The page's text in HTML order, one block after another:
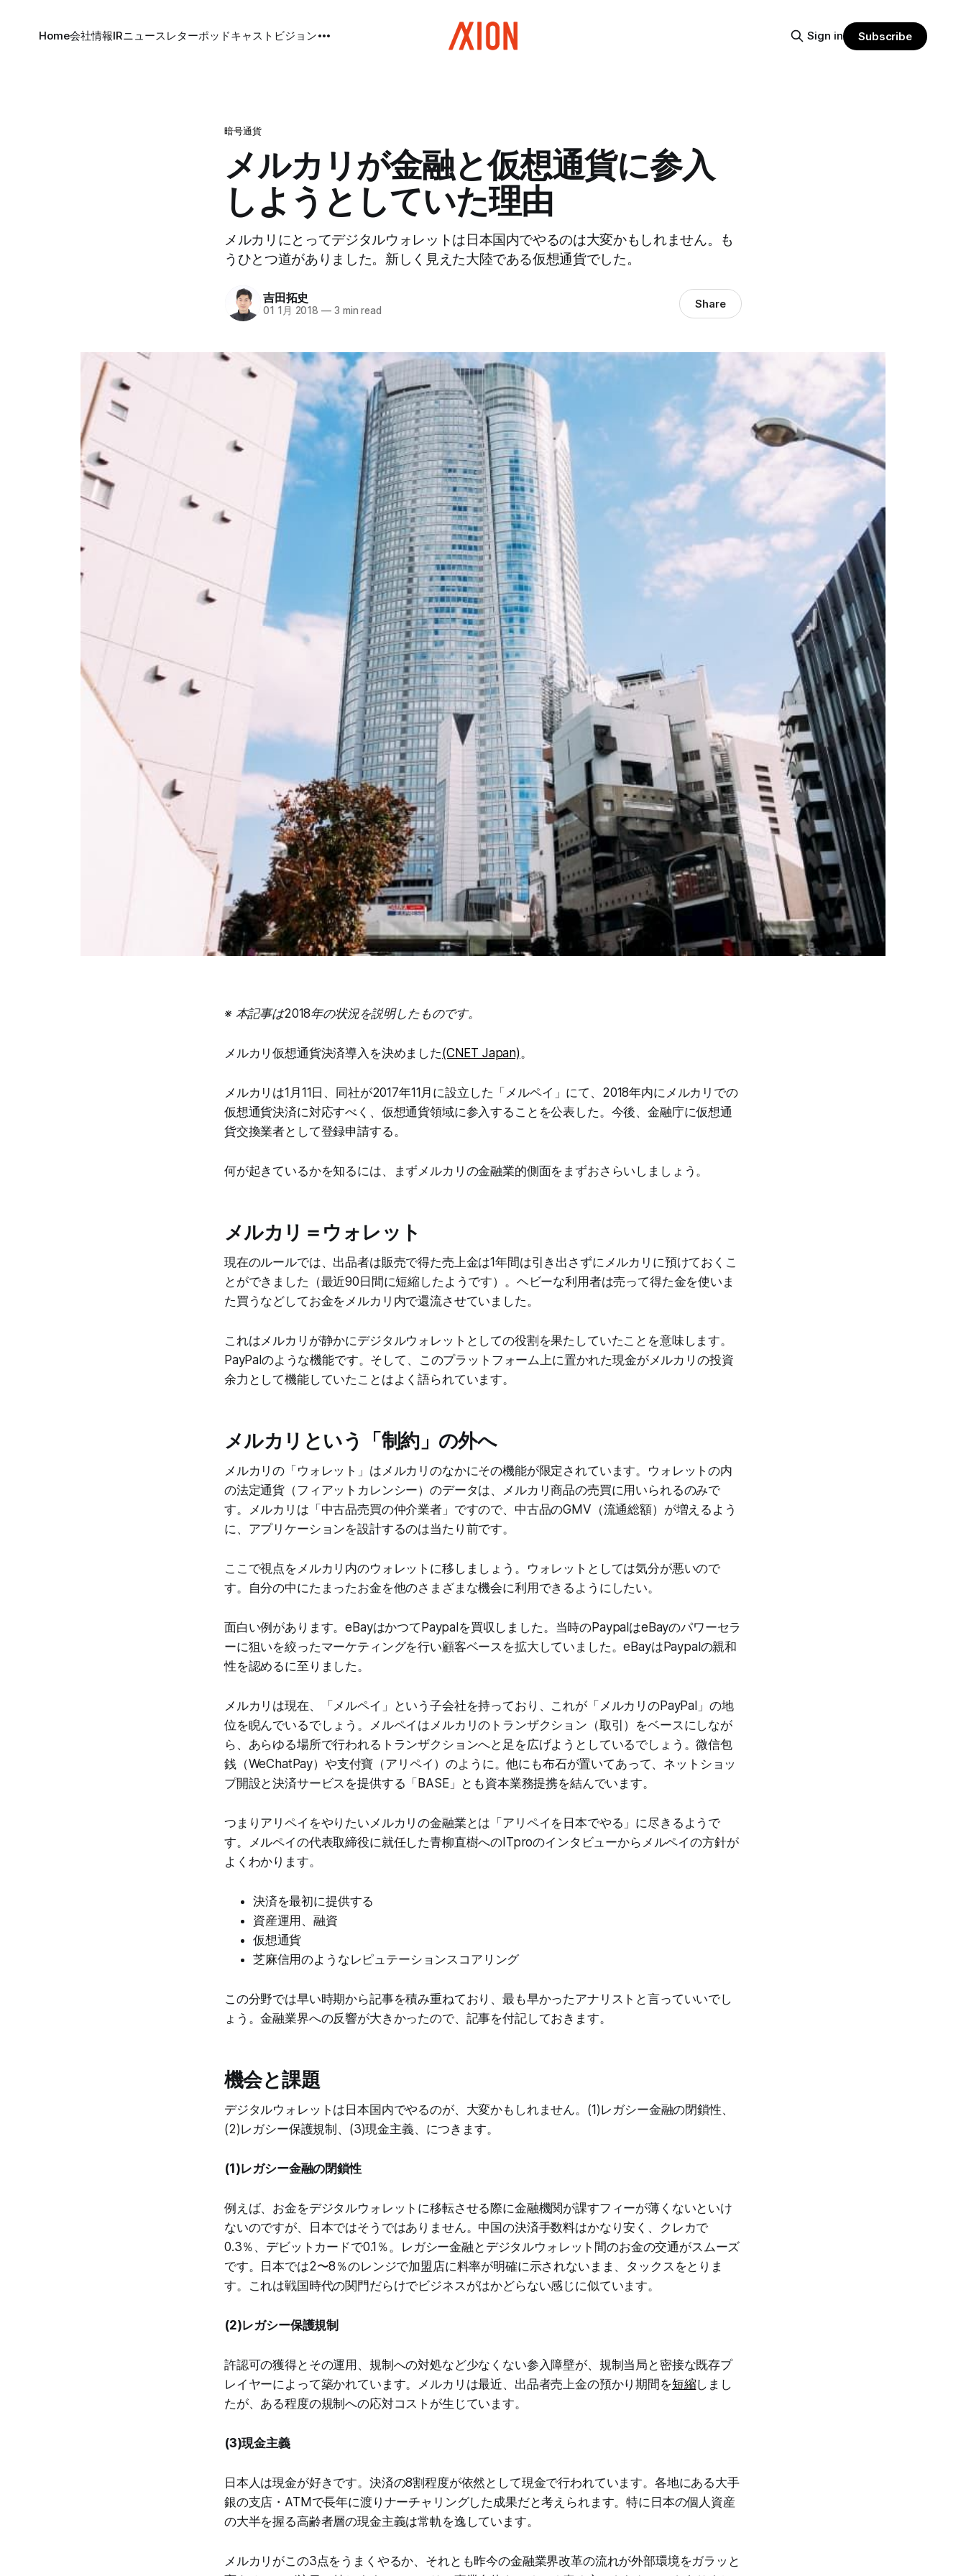
Home会社情報IRニュースレターポッドキャスト ビジョン Sign in Subscribe
暗号通貨
メルカリが金融と仮想通貨に参入
しようとしていた理由
メルカリにとってデジタルウォレットは日本国内でやるのは大変かもしれません。も
うひとつ道がありました。新しく見えた大陸である仮想通貨でした。
吉田拓史
01 1月 2018 — 3 min read Share
※ 本記事は2018年の状況を説明したものです。
メルカリ仮想通貨決済導入を決めました(CNET Japan)。
メルカリは1月11日、同社が2017年11月に設立した「メルペイ」にて、2018年内にメルカリでの
仮想通貨決済に対応すべく、仮想通貨領域に参入することを公表した。今後、金融庁に仮想通
貨交換業者として登録申請する。
何が起きているかを知るには、まずメルカリの金融業的側面をまずおさらいしましょう。
メルカリ＝ウォレット
現在のルールでは、出品者は販売で得た売上金は1年間は引き出さずにメルカリに預けておくこ
とができました（最近90日間に短縮したようです）。ヘビーな利用者は売って得た金を使いま
た買うなどしてお金をメルカリ内で還流させていました。
これはメルカリが静かにデジタルウォレットとしての役割を果たしていたことを意味します。
PayPalのような機能です。そして、このプラットフォーム上に置かれた現金がメルカリの投資
余力として機能していたことはよく語られています。
メルカリという「制約」の外へ
メルカリの「ウォレット」はメルカリのなかにその機能が限定されています。ウォレットの内
の法定通貨（フィアットカレンシー）のデータは、メルカリ商品の売買に用いられるのみで
す。メルカリは「中古品売買の仲介業者」ですので、中古品のGMV（流通総額）が増えるよう
に、アプリケーションを設計するのは当たり前です。
ここで視点をメルカリ内のウォレットに移しましょう。ウォレットとしては気分が悪いので
す。自分の中にたまったお金を他のさまざまな機会に利用できるようにしたい。
面白い例があります。eBayはかつてPaypalを買収しました。当時のPaypalはeBayのパワーセラ
ーに狙いを絞ったマーケティングを行い顧客ベースを拡大していました。eBayはPaypalの親和
性を認めるに至りました。
メルカリは現在、「メルペイ」という子会社を持っており、これが「メルカリのPayPal」の地
位を睨んでいるでしょう。メルペイはメルカリのトランザクション（取引）をベースにしなが
ら、あらゆる場所で行われるトランザクションへと足を広げようとしているでしょう。微信包
銭（WeChatPay）や支付寶（アリペイ）のように。他にも布石が置いてあって、ネットショッ
プ開設と決済サービスを提供する「BASE」とも資本業務提携を結んでいます。
つまりアリペイをやりたいメルカリの金融業とは「アリペイを日本でやる」に尽きるようで
す。メルペイの代表取締役に就任した青柳直樹へのITproのインタビューからメルペイの方針が
よくわかります。
決済を最初に提供する
資産運用、融資
仮想通貨
芝麻信用のようなレピュテーションスコアリング
この分野では早い時期から記事を積み重ねており、最も早かったアナリストと言っていいでし
ょう。金融業界への反響が大きかったので、記事を付記しておきます。
機会と課題
デジタルウォレットは日本国内でやるのが、大変かもしれません。(1)レガシー金融の閉鎖性、
(2)レガシー保護規制、(3)現金主義、につきます。
(1)レガシー金融の閉鎖性
例えば、お金をデジタルウォレットに移転させる際に金融機関が課すフィーが薄くないといけ
ないのですが、日本ではそうではありません。中国の決済手数料はかなり安く、クレカで
0.3％、デビットカードで0.1％。レガシー金融とデジタルウォレット間のお金の交通がスムーズ
です。日本では2〜8％のレンジで加盟店に料率が明確に示されないまま、タックスをとりま
す。これは戦国時代の関門だらけでビジネスがはかどらない感じに似ています。
(2)レガシー保護規制
許認可の獲得とその運用、規制への対処など少なくない参入障壁が、規制当局と密接な既存プ
レイヤーによって築かれています。メルカリは最近、出品者売上金の預かり期間を短縮しまし
たが、ある程度の規制への応対コストが生じています。
(3)現金主義
日本人は現金が好きです。決済の8割程度が依然として現金で行われています。各地にある大手
銀の支店・ATMで長年に渡りナーチャリングした成果だと考えられます。特に日本の個人資産
の大半を握る高齢者層の現金主義は常軌を逸しています。
メルカリがこの3点をうまくやるか、それとも昨今の金融業界改革の流れが外部環境をガラッと